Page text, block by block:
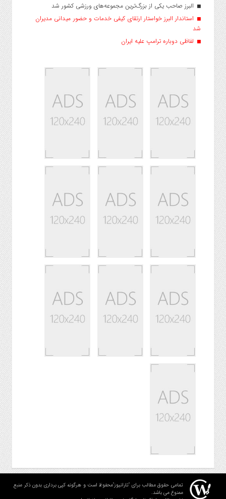
البرز صاحب یکی از بزرگ‌ترین مجموعه‌های ورزشی کشور شد
استاندار البرز خواستار ارتقای کیفی خدمات و حضور میدانی مدیران
شد
لفاظی دوباره ترامپ علیه ایران
تمامی حقوق مطالب برای "تارانیوز"محفوظ است و هرگونه کپی برداری بدون ذکر منبع
ممنوع می باشد.